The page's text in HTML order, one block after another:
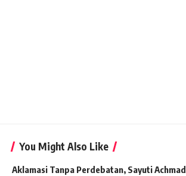
You Might Also Like
Aklamasi Tanpa Perdebatan, Sayuti Achmad